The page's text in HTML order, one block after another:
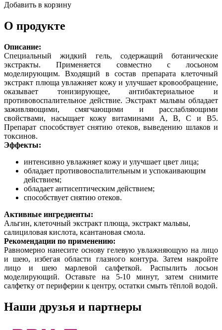
Добавить в корзину
О продукте
Описание:
Специальный жидкий гель, содержащий ботанические
экстракты. Применяется совместно с лосьоном
моделирующим. Входящий в состав препарата клеточный
экстракт плюща увлажняет кожу и улучшает кровообращение,
оказывает тонизирующее, антибактериальное и
противовоспалительное действие. Экстракт мальвы обладает
заживляющими, смягчающими и расслабляющими
свойствами, насыщает кожу витаминами А, В, С и В5.
Препарат способствует снятию отеков, выведению шлаков и
токсинов.
Эффекты:
интенсивно увлажняет кожу и улучшает цвет лица;
обладает противовоспалительным и успокаивающим
действием;
обладает антисептическим действием;
способствует снятию отеков.
Активные ингредиенты:
Альгин, клеточный экстракт плюща, экстракт мальвы,
салициловая кислота, ксантановая смола.
Рекомендации по применению:
Равномерно нанесите основу гелевую увлажняющую на лицо
и шею, избегая области глазного контура. Затем накройте
лицо и шею марлевой салфеткой. Распылить лосьон
моделирующий. Оставьте на 5-10 минут, затем снимите
салфетку от периферии к центру, остатки смыть тёплой водой.
Наши друзья и партнеры